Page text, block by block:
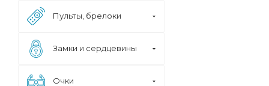
Пульты, брелоки
Замки и сердцевины
Очки